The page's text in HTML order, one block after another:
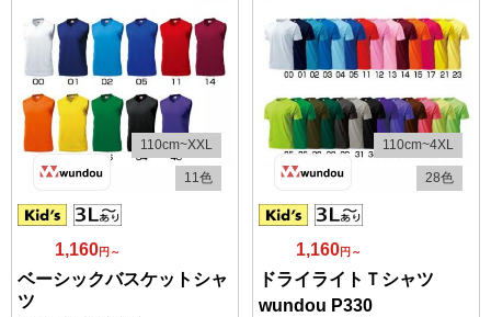
11色
110cm~XXL
1,160円～
ベーシックバスケットシャ
ツ
28色
110cm~4XL
1,160円～
ドライライトＴシャツ
wundou P330